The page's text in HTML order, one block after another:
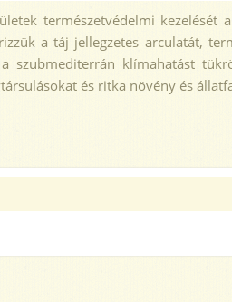
természetvédelmi kezelését
a táj jellegzetes arculatát,
szubmediterrán klímahatást
és ritka növény és